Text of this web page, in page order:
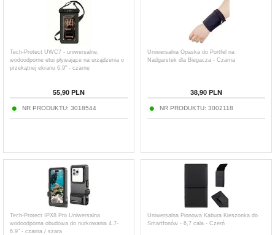
Tech-Protect UWC7 - uniwersalne,
wodoodporne etui pływające na urządzenia o
przekątnej ekranu 6.9" - czarne
55,90 PLN
NR PRODUKTU: 3018544
Uniwersalna Opaska do Portfel na
Nadgarstek dla Biegacza - Czarna
38,90 PLN
NR PRODUKTU: 3002118
Tech-Protect IPX8 Pro Uniwersalna
wodoodporna obudowa do nurkowania 4.7-
6.9" - czarna / szara
Uniwersalna Pionowa Kabura Kieszonka do
Smartfonów - 6,7 cala - Czerń